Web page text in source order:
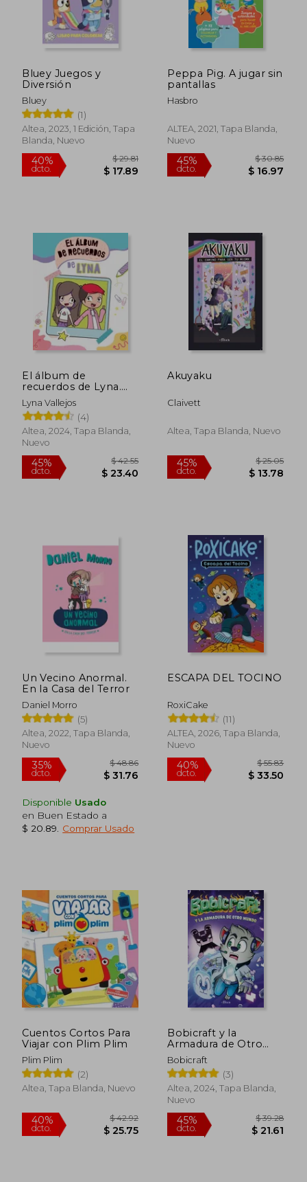
Bluey Juegos y
Diversión
Bluey
(1)
Altea, 2023, 1 Edición, Tapa
Blanda, Nuevo
40%
dcto. $ 17.89
Peppa Pig. A jugar sin
pantallas
Hasbro
ALTEA, 2021, Tapa Blanda,
Nuevo
45%
dcto.
El álbum de
recuerdos de Lyna.
Libro para colorear
Lyna Vallejos
(4)
Altea, 2024, Tapa Blanda,
Nuevo
45%
Akuyaku
Claivett
Altea, Tapa Blanda, Nuevo
45%
Un Vecino Anormal.
En la Casa del Terror
Daniel Morro
(5)
Altea, 2022, Tapa Blanda,
Nuevo
35%
dcto.
$ 48.86
$ 31.76
Disponible Usado
en Buen Estado a
$ 20.89
Comprar Usado
ESCAPA DEL TOCINO
RoxiCake
(11)
ALTEA, 2026, Tapa Blanda,
Nuevo
40%
dcto.
Cuentos Cortos Para
Viajar con Plim Plim
Plim Plim
(2)
Altea, Tapa Blanda, Nuevo
Bobicraft y la
Armadura de Otro
Mundo
Bobicraft
(3)
Altea, 2024, Tapa Blanda,
Nuevo